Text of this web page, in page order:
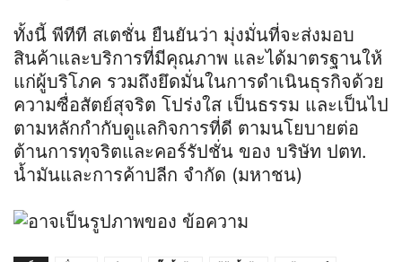
ทั้งนี้ พีทีที สเตชั่น ยืนยันว่า มุ่งมั่นที่จะส่งมอบ
สินค้าและบริการที่มีคุณภาพ และได้มาตรฐานให้
แก่ผู้บริโภค รวมถึงยึดมั่นในการดำเนินธุรกิจด้วย
ความซื่อสัตย์สุจริต โปร่งใส เป็นธรรม และเป็นไป
ตามหลักกำกับดูแลกิจการที่ดี ตามนโยบายต่อ
ต้านการทุจริตและคอร์รัปชั่น ของ บริษัท ปตท.
น้ำมันและการค้าปลีก จำกัด (มหาชน)